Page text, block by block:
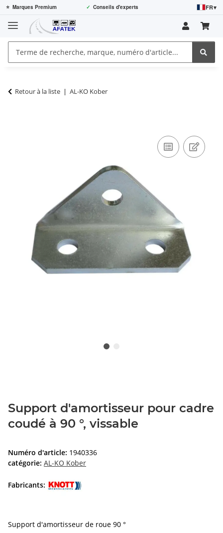
⭐ Marques Premium ✓ Conseils d'experts FR▾
Retour à la liste AL-KO Kober
Support d'amortisseur pour cadre
coudé à 90 °, vissable
Numéro d'article: 1940336
catégorie: AL-KO Kober
Fabricants:
Support d'amortisseur de roue 90 °